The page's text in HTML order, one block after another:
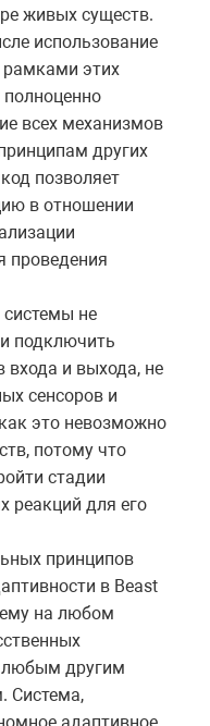
живых существ.
использование
рамками этих
полноценно
всех механизмов
других
позволяет
в отношении
проведения
не
подключить
входа и выхода, не
сенсоров и
это невозможно
потому что
стадии
реакций для его
принципов
в Beast
на любом
любым другим
Система,